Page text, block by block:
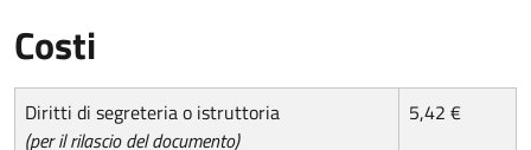
Costi
Diritti di segreteria o istruttoria
(per il rilascio del documento)
5,42 €